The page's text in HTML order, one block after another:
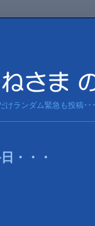
けランダム緊急も投稿･･･
・・・